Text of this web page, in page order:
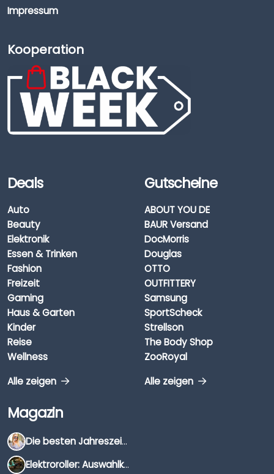
Impressum
Kooperation
Deals
Auto
Beauty
Elektronik
Essen & Trinken
Fashion
Freizeit
Gaming
Haus & Garten
Kinder
Reise
Wellness
Alle zeigen
Gutscheine
ABOUT YOU DE
BAUR Versand
DocMorris
Douglas
OTTO
OUTFITTERY
Samsung
SportScheck
Strellson
The Body Shop
ZooRoyal
Alle zeigen
Magazin
Die besten Jahreszeiten für Schnäppchenjäger
Elektroroller: Auswahlkriterien, Unterschiede & Tipps